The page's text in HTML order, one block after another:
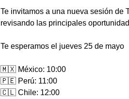
Te invitamos a una nueva sesión de
revisando las principales
Te esperamos el jueves 25 de mayo
🇲🇽 México: 10:00
🇵🇪 Perú: 11:00
🇨🇱 Chile: 12:00